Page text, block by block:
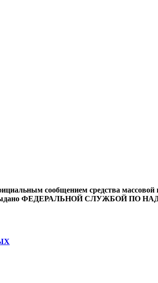
сообщением средства массовой
года выдано ФЕДЕРАЛЬНОЙ